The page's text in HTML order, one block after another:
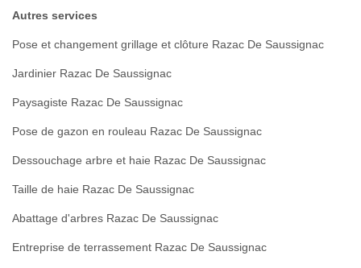
Autres services
Pose et changement grillage et clôture Razac De Saussignac
Jardinier Razac De Saussignac
Paysagiste Razac De Saussignac
Pose de gazon en rouleau Razac De Saussignac
Dessouchage arbre et haie Razac De Saussignac
Taille de haie Razac De Saussignac
Abattage d'arbres Razac De Saussignac
Entreprise de terrassement Razac De Saussignac